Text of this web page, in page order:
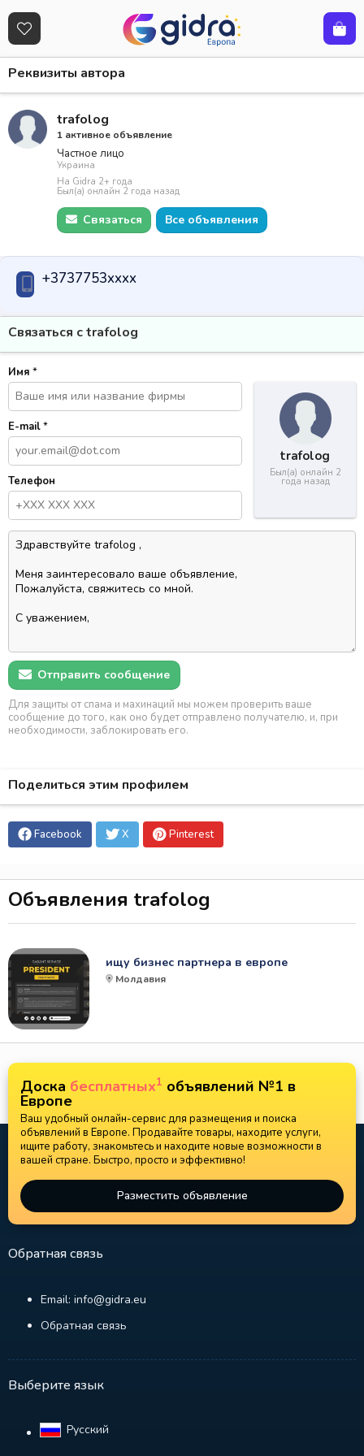
Реквизиты автора
trafolog
1 активное объявление
Частное лицо
Украина
На Gidra 2+ года
Был(а) онлайн 2 года назад
Связаться Все объявления
+3737753xxxx
Связаться с trafolog
trafolog
Был(а) онлайн 2
года назад
Имя *
E-mail*
Телефон
Отправить сообщение
Для защиты от спама и махинаций мы можем проверить ваше
сообщение до того, как оно будет отправлено получателю, и, при
необходимости, заблокировать его.
Поделиться этим профилем
Facebook X Pinterest
Объявления trafolog
ищу бизнес партнера в европе
Молдавия
Доска бесплатных1 объявлений №1 в
Европе
Ваш удобный онлайн-сервис для размещения и поиска
объявлений в Европе. Продавайте товары, находите услуги,
ищите работу, знакомьтесь и находите новые возможности в
вашей стране. Быстро, просто и эффективно!
Разместить объявление
Обратная связь
Email: info@gidra.eu
Обратная связь
Выберите язык
Русский‎